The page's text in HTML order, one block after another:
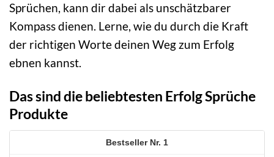
Sprüchen, kann dir dabei als unschätzbarer
Kompass dienen. Lerne, wie du durch die Kraft
der richtigen Worte deinen Weg zum Erfolg
ebnen kannst.
Das sind die beliebtesten Erfolg Sprüche
Produkte
1